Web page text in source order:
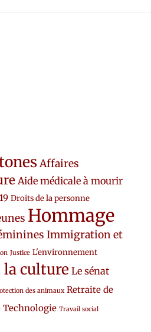
Affaires
Aide médicale à mourir
Droits de la personne
Hommage
Immigration et
Justice L'environnement
la culture Le sénat
des animaux Retraite de
Technologie Travail social